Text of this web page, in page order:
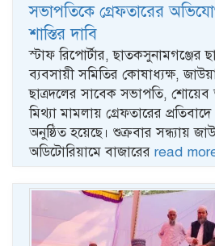
সভাপতিকে গ্রেফতারের
শাস্তির দাবি
স্টাফ রিপোর্টার, ছাতকসুনামগঞ্জের
ব্যবসায়ী সমিতির কোষাধ্যক্ষ,
ছাত্রদলের সাবেক সভাপতি,
মিথ্যা মামলায় গ্রেফতারের
অনুষ্ঠিত হয়েছে। শুক্রবার সন্ধ্যায়
অডিটোরিয়ামে বাজারের read